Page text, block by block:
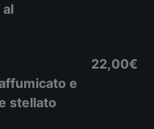
al
e
stellato
22,00€